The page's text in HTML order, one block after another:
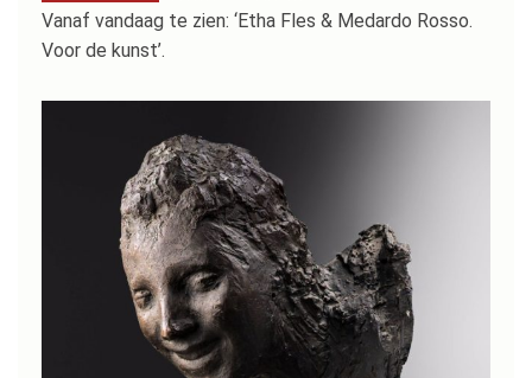
Vanaf vandaag te zien: ‘Etha Fles & Medardo Rosso.
Voor de kunst’.